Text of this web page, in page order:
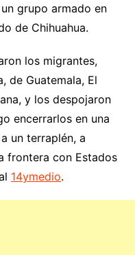
grupo armado en
de Chihuahua.
los migrantes,
de Guatemala, El
y los despojaron
encerrarlos en una
un terraplén, a
frontera con Estados
14ymedio.